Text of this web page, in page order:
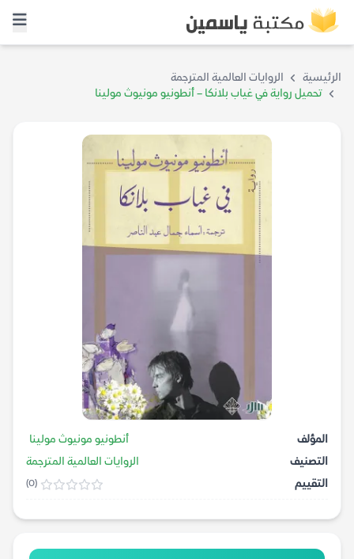
الرئيسية
الروايات العالمية المترجمة
تحميل رواية في غياب بلانكا – أنطونيو مونيوث مولينا
المؤلف
أنطونيو مونيوث مولينا
التصنيف
الروايات العالمية المترجمة
التقييم
(0)